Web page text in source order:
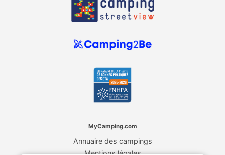
MyCamping.com
Annuaire des campings
Mentions légales